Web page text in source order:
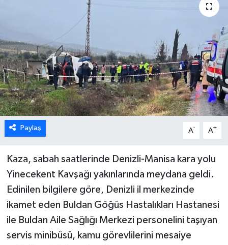
Paylaş A- A+
Kaza, sabah saatlerinde Denizli-Manisa kara yolu
Yinecekent Kavşağı yakınlarında meydana geldi.
Edinilen bilgilere göre, Denizli il merkezinde
ikamet eden Buldan Göğüs Hastalıkları Hastanesi
ile Buldan Aile Sağlığı Merkezi personelini taşıyan
servis minibüsü, kamu görevlilerini mesaiye
DTO
RESMİ REKLAM